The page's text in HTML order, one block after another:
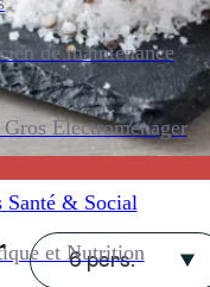
de maintenance
Électroménager
Santé & Social
et Nutrition
6 pers.